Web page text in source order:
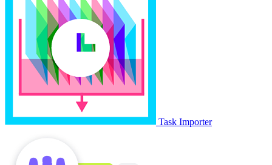
Task Importer